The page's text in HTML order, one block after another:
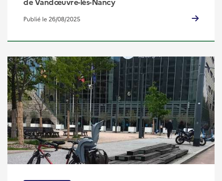
Publié le 26/08/2025